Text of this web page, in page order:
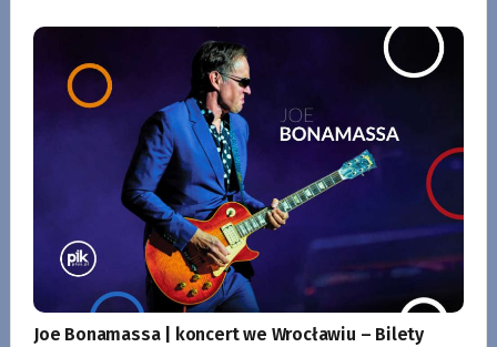
Joe Bonamassa | koncert we Wrocławiu – Bilety